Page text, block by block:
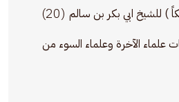
) للشيخ ابي بكر بن سالم (20)
علماء الآخرة وعلماء السوء من